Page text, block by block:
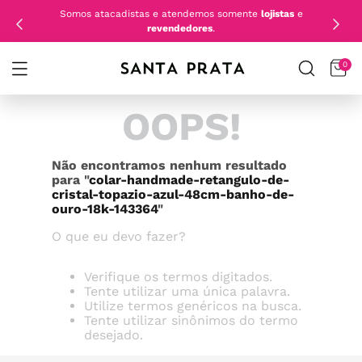
Somos atacadistas e atendemos somente lojistase
revendedores.
0
OOPS!
Não encontramos nenhum resultado
para "colar-handmade-retangulo-de-
cristal-topazio-azul-48cm-banho-de-
ouro-18k-143364"
O que eu devo fazer?
Verifique os termos digitados.
Tente utilizar uma única palavra.
Utilize termos genéricos na busca.
Tente utilizar sinônimos do termo
desejado.